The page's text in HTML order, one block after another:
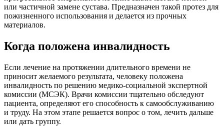
или частичной замене сустава. Предназначен такой протез для
пожизненного использования и делается из прочных
материалов.
Когда положена инвалидность
Если лечение на протяжении длительного времени не
приносит желаемого результата, человеку положена
инвалидность по решению медико-социальной экспертной
комиссии (МСЭК). Врачи комиссии тщательно обследуют
пациента, определяют его способность к самообслуживанию
и труду. На этом этапе решается вопрос о том, лечить дальше
или дать группу.